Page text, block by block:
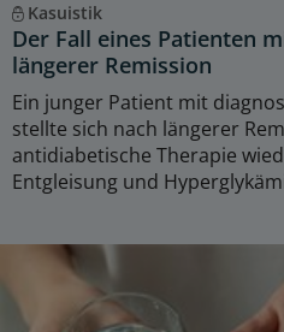
Kasuistik
Der Fall eines Patienten
längerer Remission
Ein junger Patient mit
stellte sich nach längerer
antidiabetische Therapie
Entgleisung und